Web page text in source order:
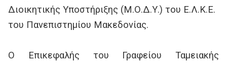
Διοικητικής Υποστήριξης (Μ.Ο.Δ.Υ.) του Ε.Λ.Κ.Ε.
του Πανεπιστημίου Μακεδονίας.
Ο Επικεφαλής του Γραφείου Ταμειακής